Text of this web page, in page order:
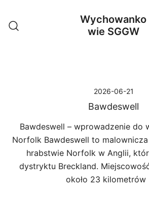
treści
Wychowanko
wie SGGW
2026-06-21
Bawdeswell
Bawdeswell – wprowadzenie do
Norfolk Bawdeswell to
hrabstwie Norfolk w Anglii,
dystryktu Breckland.
około 23